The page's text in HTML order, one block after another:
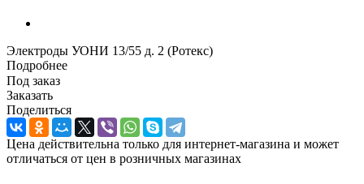
Электроды УОНИ 13/55 д. 2 (Ротекс)
Подробнее
Под заказ
Заказать
Поделиться
Цена действительна только для интернет-магазина и может
отличаться от цен в розничных магазинах